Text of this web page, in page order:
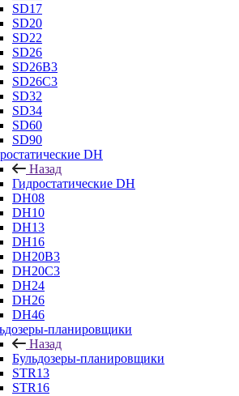
SD17
SD20
SD22
SD26
SD26B3
SD26C3
SD32
SD34
SD60
SD90
DH
Назад
Гидростатические DH
DH08
DH10
DH13
DH16
DH20B3
DH20C3
DH24
DH26
DH46
планировщики
Назад
Бульдозеры-планировщики
STR13
STR16